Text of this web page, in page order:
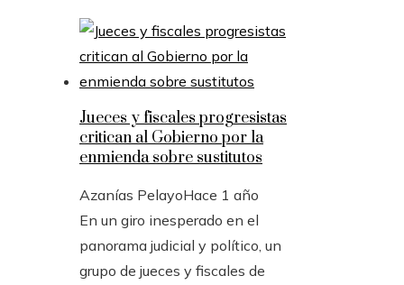
Jueces y fiscales progresistas
critican al Gobierno por la
enmienda sobre sustitutos
Azanías PelayoHace 1 año
En un giro inesperado en el
panorama judicial y político, un
grupo de jueces y fiscales de